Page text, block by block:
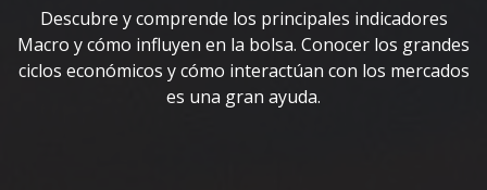
Descubre y comprende los principales indicadores
Macro y cómo influyen en la bolsa. Conocer los grandes
ciclos económicos y cómo interactúan con los mercados
es una gran ayuda.